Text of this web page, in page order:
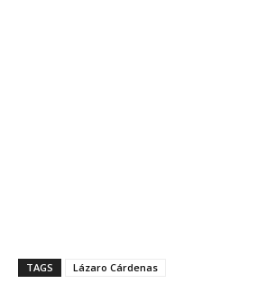
TAGS Lázaro Cárdenas